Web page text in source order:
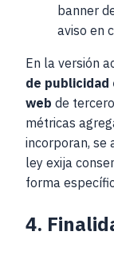
banner
aviso en
En la versión
de publicidad
web de
métricas
incorporan, se
ley exija
forma
4.